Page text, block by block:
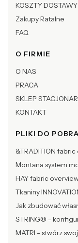
KOSZTY DOSTAWY
Zakupy Ratalne
FAQ
O FIRMIE
O NAS
PRACA
SKLEP
KONTAKT
PLIKI DO
&TRADITION
Montana system
HAY fabric
Tkaniny
Jak zbudować
STRING® -
MATRI - stwórz